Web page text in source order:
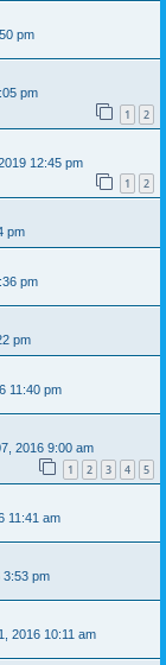
pm
pm
1 2
12:45 pm
1 2
pm
pm
pm
11:40 pm
2016 9:00 am
1 2 3 4 5
11:41 am
3:53 pm
2016 10:11 am